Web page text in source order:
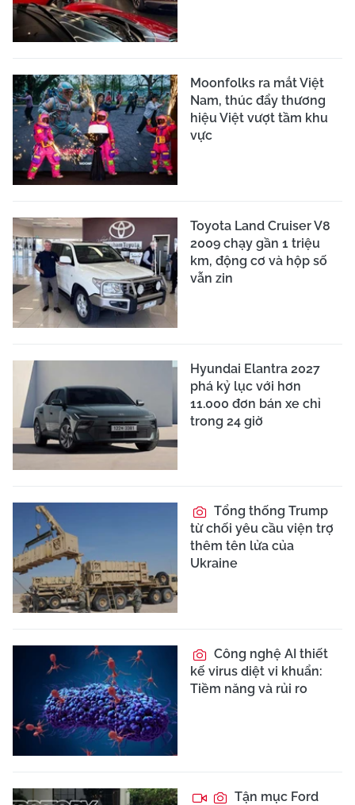
Moonfolks ra mắt Việt
Nam, thúc đẩy thương
hiệu Việt vượt tầm khu
vực
Toyota Land Cruiser V8
2009 chạy gần 1 triệu
km, động cơ và hộp số
vẫn zin
Hyundai Elantra 2027
phá kỷ lục với hơn
11.000 đơn bán xe chỉ
trong 24 giờ
Tổng thống Trump
từ chối yêu cầu viện trợ
thêm tên lửa của
Ukraine
Công nghệ AI thiết
kế virus diệt vi khuẩn:
Tiềm năng và rủi ro
Tận mục Ford